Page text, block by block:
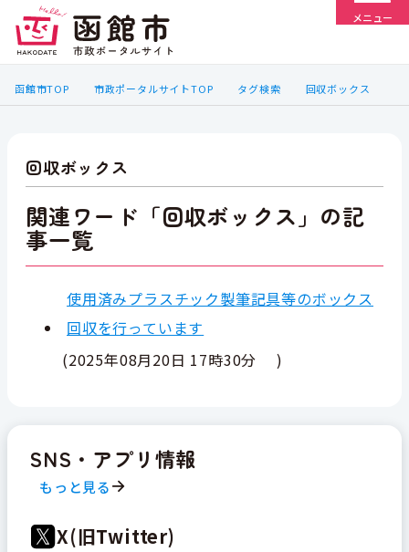
メニュー
函館市TOP 市政ポータルサイトTOP タグ検索 回収ボックス
回収ボックス
関連ワード「回収ボックス」の記
事一覧
使用済みプラスチック製筆記具等のボックス
回収を行っています
(2025年08月20日 17時30分 )
SNS・アプリ情報
もっと見る
X(旧Twitter)